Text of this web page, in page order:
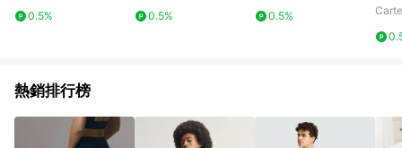
0.5%
0.5%
0.5%
熱銷排行榜